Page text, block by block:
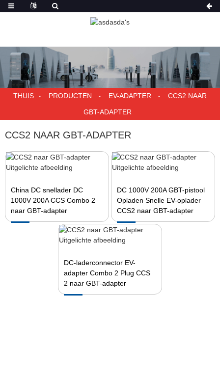
THUIS PRODUCTEN EV-ADAPTER CCS2 NAAR
GBT-ADAPTER
CCS2 NAAR GBT-ADAPTER
China DC snellader DC
1000V 200A CCS Combo 2
naar GBT-adapter
DC 1000V 200A GBT-pistool
Opladen Snelle EV-oplader
CCS2 naar GBT-adapter
DC-laderconnector EV-
adapter Combo 2 Plug CCS
2 naar GBT-adapter